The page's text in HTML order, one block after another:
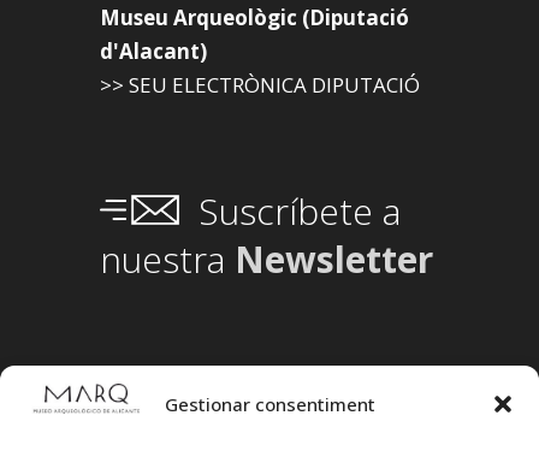
Gestionar consentiment
Museu Arqueològic (Diputació
d'Alacant)
>> SEU ELECTRÒNICA DIPUTACIÓ
Suscríbete a
nuestra Newsletter